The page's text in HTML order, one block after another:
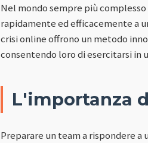
Nel mondo sempre più
rapidamente ed efficacemente a
crisi online offrono un metodo
consentendo loro di esercitarsi
L'importanza
Preparare un team a rispondere a